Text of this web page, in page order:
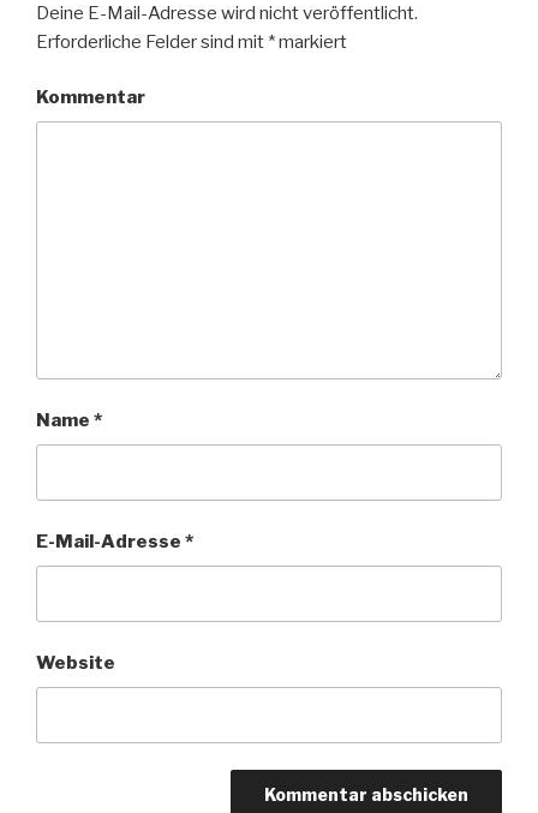
Deine E-Mail-Adresse wird nicht veröffentlicht.
Erforderliche Felder sind mit *markiert
Kommentar
Name *
E-Mail-Adresse *
Website